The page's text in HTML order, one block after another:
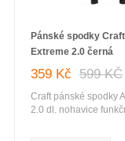
Pánské spodky
Extreme 2.0 černá
359 Kč 599 KČ
Craft pánské spodky
2.0 dl. nohavice